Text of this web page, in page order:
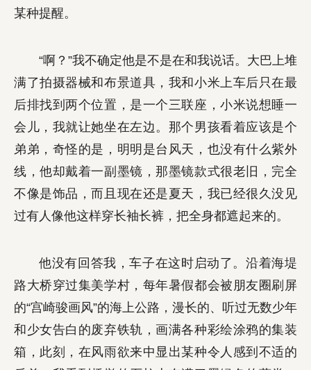
某种提醒。
“啊？”我不确定他是不是在和我说话。大巴上堆
满了拍摄器械和布景道具，我和小米上车后只在最
后排找到两个位置，是一个三联座，小米说想睡一
会儿，我就让她坐在左边。那个男孩看着应该是个
弟弟，奇怪的是，明明是台风天，也没有什么紫外
线，他却戴着一副墨镜，那墨镜款式很老旧，完全
不像是饰品，而且现在还是夏天，我已经很久没见
过有人像他这样穿长袖长裤，把全身都遮起来的。
他没有回答我，车子在这时启动了。沿着海堤
路大桥穿过集美学村，每年暑假都会被朋友圈刷屏
的“宫崎骏画风”的海上公路，漫长的、听过无数少年
和少女告白的废弃铁轨，画满各种彩绘涂鸦的集装
箱，此刻，在风雨欲来中显出某种令人感到不适的